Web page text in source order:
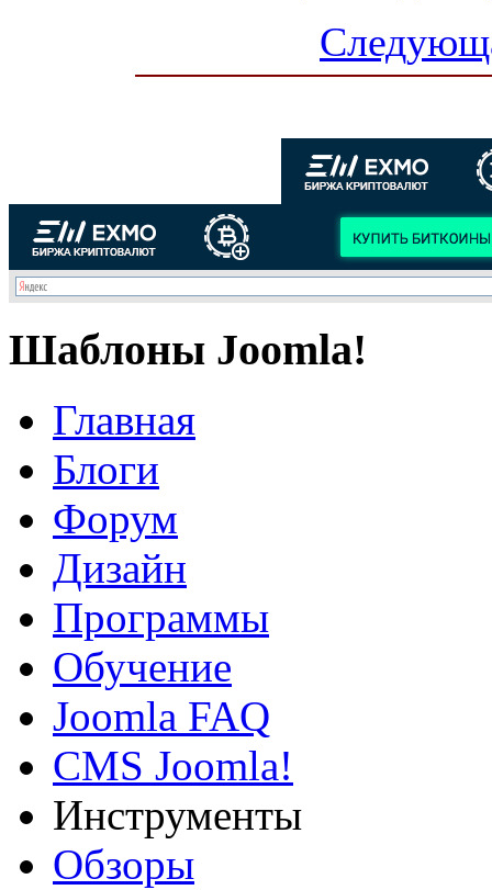
Шаблоны Joomla!
Главная
Блоги
Форум
Дизайн
Программы
Обучение
Joomla FAQ
CMS Joomla!
Инструменты
Обзоры